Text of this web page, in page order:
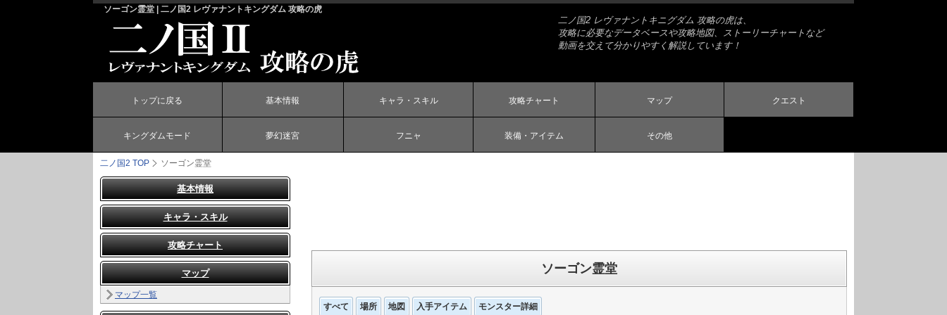
ソーゴン霊堂 | 二ノ国2 レヴァナントキングダム 攻略の虎
二ノ国2 レヴァナントキニグダム 攻略の虎は、
攻略に必要なデータベースや攻略地図、ストーリーチャートなど
動画を交えて分かりやすく解説しています！
トップに戻る 基本情報 キャラ・スキル 攻略チャート マップ クエスト
キングダムモード 夢幻迷宮 フニャ 装備・アイテム その他
二ノ国2 TOP ソーゴン霊堂
ソーゴン霊堂
すべて 場所 地図 入手アイテム モンスター詳細
基本情報
キャラ・スキル
攻略チャート
マップ
マップ一覧